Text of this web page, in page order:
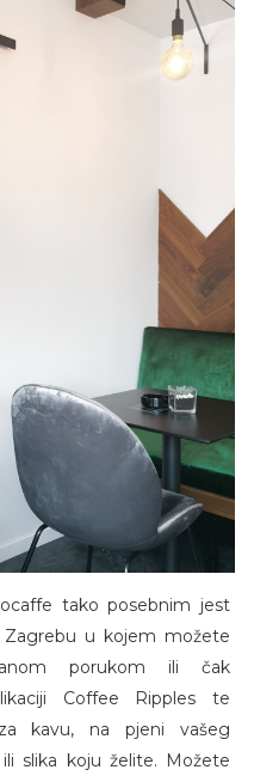
tako posebnim jest
u kojem možete
porukom ili čak
Coffee Ripples te
kavu, na pjeni vašeg
slika koju želite. Možete